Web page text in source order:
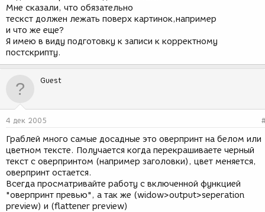
я
Мне сказали, что обязательно
тескст должен лежать поверх картинок,например
и что же еще?
Я имею в виду подготовку к записи к корректному
постскрипту.
Guest
4 дек 2005
Граблей много самые досадные это оверпринт на белом или
цветном тексте. Получается когда перекрашиваете черный
текст с оверпринтом (например заголовки), цвет меняется,
оверпринт остается.
Всегда просматривайте работу с включенной функцией
"оверпринт превью", а так же (widow>output>seperation
preview) и (flattener preview)